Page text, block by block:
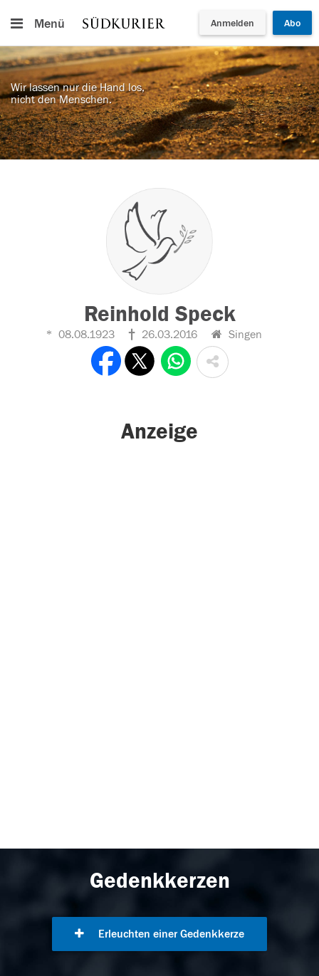
Menü Anmelden Abo
Wir lassen nur die Hand los,
nicht den Menschen.
Reinhold Speck
08.08.1923 26.03.2016 Singen
Anzeige
Gedenkkerzen
Erleuchten einer Gedenkkerze